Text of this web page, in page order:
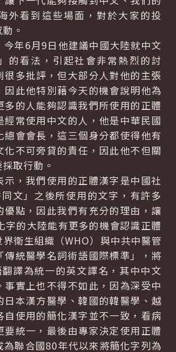
外看到這些場面，對於大家的投
。
年6月9日他建議中國大陸就中文
的看法，引起社會非常熱烈的討
很多批評，但大部分人對他的主張
因此他特別藉今天的機會說明他為
多的人能夠認識我們所使用的正體
經常使用中文的人，他是中華民國
總會會長，這三個身分都使得他有
化不可旁貸的責任，因此他不但關
取行動。
，我們使用的正體漢字是中國社
文」之後所使用的文字，有許多
優點，因此我們有充分的理由，讓
字的大陸能有更多的機會認識正體
衛生組織（WHO）與中共中醫管
傳統醫學名詞術語國際標準」，將
譯為統一的英文譯名，其中中文
事實上也不得不如此，因為深受中
日本漢方醫學、韓國的韓醫學、越
自使用的簡化漢字並不一致，看病
要統一，最後由專家決定使用正體
聯合國80年代以來將簡化字列為